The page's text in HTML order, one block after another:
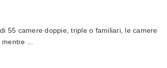
55 camere doppie, triple o familiari, le camere
...